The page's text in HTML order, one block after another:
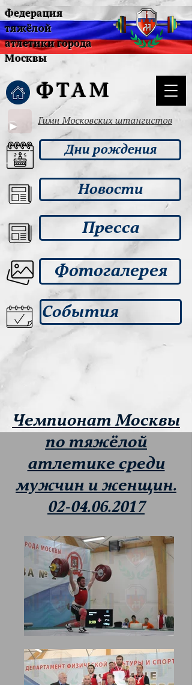
Гимн Московских штангистов
Федерация
тяжёлой
атлетики города
Москвы
ФТАМ
Дни рождения
Новости
Пресса
Фотогалерея
События
Чемпионат Москвы
по тяжёлой
атлетике среди
мужчин и женщин.
02-04.06.2017